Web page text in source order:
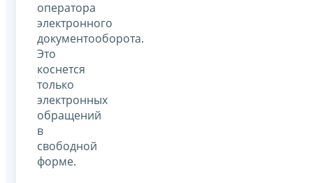
оператора
электронного
документооборота.
Это
коснется
только
электронных
обращений
в
свободной
форме.